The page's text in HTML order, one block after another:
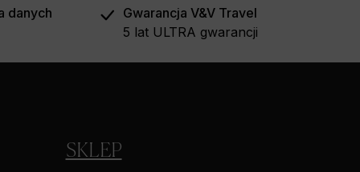
danych
Gwarancja V&V Travel
5 lat ULTRA gwarancji
SKLEP